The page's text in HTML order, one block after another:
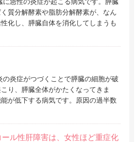
質分解酵素や脂肪分解酵素が、なん
化し、膵臓自体を消化してしまうも
炎症がつづくことで膵臓の細胞が破
り、膵臓全体がかたくなってきま
が低下する病気です。原因の過半数
ル性肝障害は、女性ほど重症化